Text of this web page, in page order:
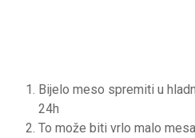
Bijelo meso spremiti u
24h
To može biti vrlo malo